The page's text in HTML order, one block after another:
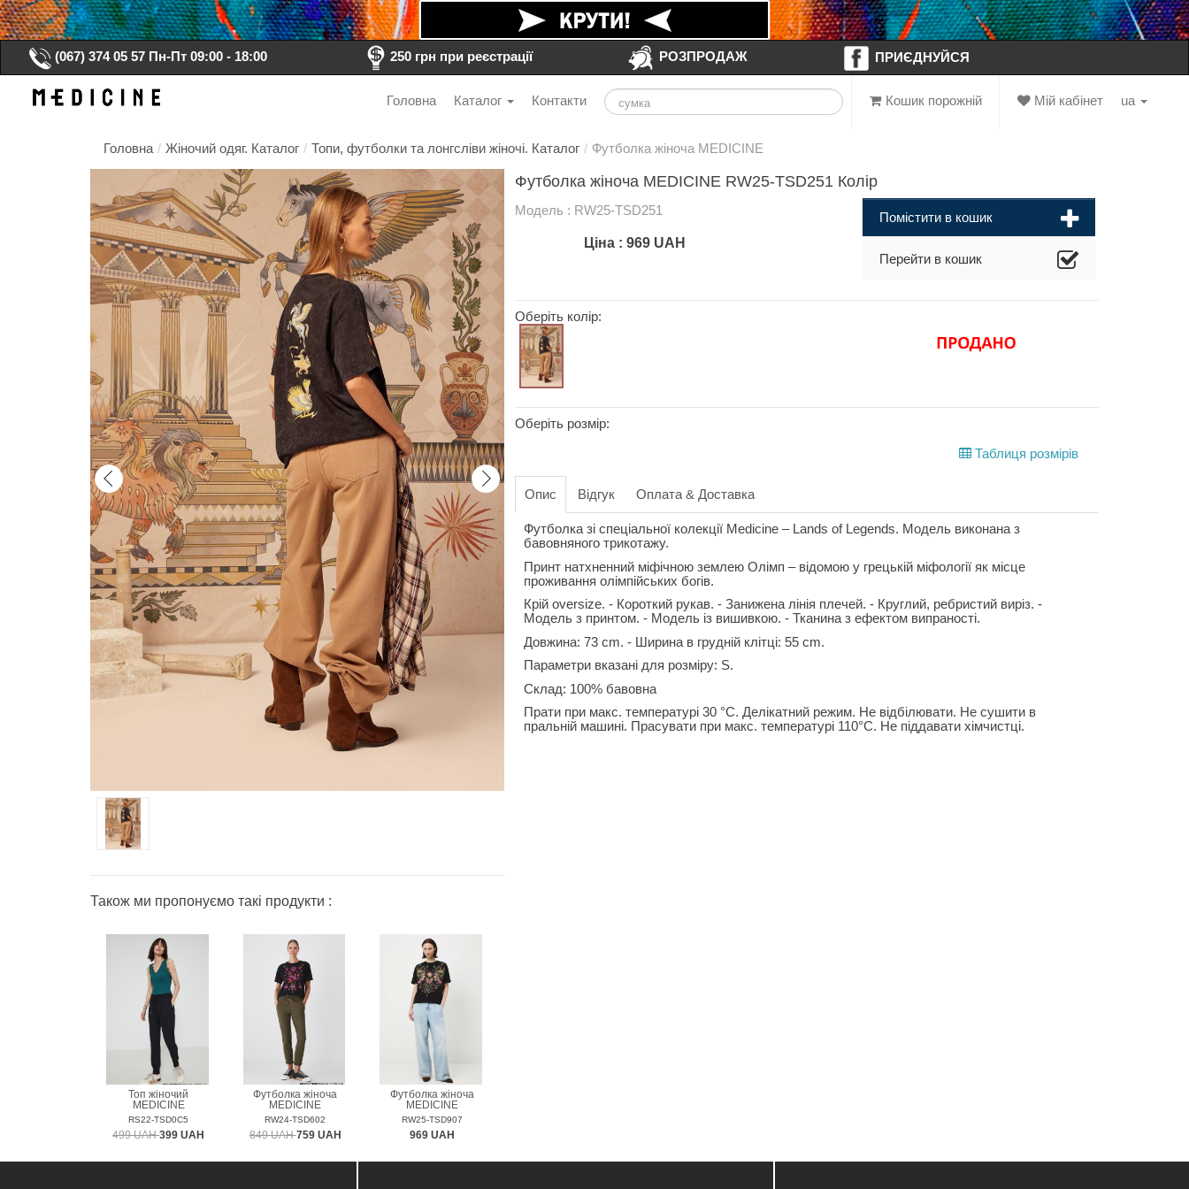
(067) 374 05 57 Пн-Пт 09:00 - 18:00 250 грн при реєстрації РОЗПРОДАЖ ПРИЄДНУЙСЯ
ua
Мій кабінет
Кошик порожній
Головна Каталог Контакти
Головна / Жіночий одяг. Каталог / Топи, футболки та лонгсліви жіночі. Каталог / Футболка жіноча MEDICINE
Також ми пропонуємо такі продукти :
Топ жіночий
MEDICINE
RS22-TSD0C5
499 UAH399 UAH
Футболка жіноча
MEDICINE
RW24-TSD602
849 UAH759 UAH
Футболка жіноча
MEDICINE
RW25-TSD907
969 UAH
Футболка жіноча MEDICINE RW25-TSD251 Колір
Модель : RW25-TSD251
Ціна : 969 UAH
Помістити в кошик
Перейти в кошик
Оберіть колір:
Оберіть розмір:
Таблиця розмірів
Опис Відгук Оплата & Доставка
Футболка зі спеціальної колекції Medicine – Lands of Legends. Модель виконана з
бавовняного трикотажу.
Принт натхненний міфічною землею Олімп – відомою у грецькій міфології як місце
проживання олімпійських богів.
Крій oversize. - Короткий рукав. - Занижена лінія плечей. - Круглий, ребристий виріз. -
Модель з принтом. - Модель із вишивкою. - Тканина з ефектом випраності.
Довжина: 73 cm. - Ширина в грудній клітці: 55 cm.
Параметри вказані для розміру: S.
Склад: 100% бавовна
Прати при макс. температурі 30 °C. Делікатний режим. Не відбілювати. Не сушити в
пральній машині. Прасувати при макс. температурі 110°C. Не піддавати хімчистці.